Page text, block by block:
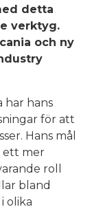
detta
verktyg.
och ny
har hans
för att
Hans mål
ett mer
roll
bland
olika